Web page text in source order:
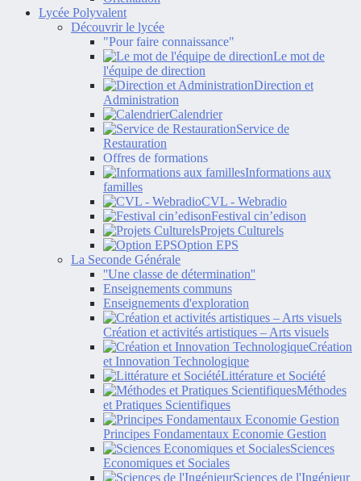
Lycée Polyvalent
Découvrir le lycée
"Pour faire connaissance"
Le mot de
l'équipe de direction
Direction et
Administration
Calendrier
Service de
Restauration
Offres de formations
Informations aux
familles
CVL - Webradio
Festival cin’edison
Projets Culturels
Option EPS
La Seconde Générale
''Une classe de détermination''
Enseignements communs
Enseignements d'exploration
Création et activités artistiques – Arts visuels
Création
et Innovation Technologique
Littérature et Société
Méthodes
et Pratiques Scientifiques
Principes Fondamentaux Economie Gestion
Sciences
Economiques et Sociales
Sciences de l'Ingénieur